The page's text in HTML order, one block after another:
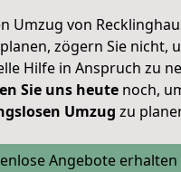
Umzug von
zögern Sie nicht,
Hilfe in Anspruch zu
Sie uns heutenoch,
Umzug zu
Angebote erhalten